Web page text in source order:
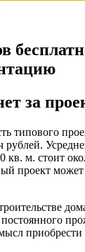
за
типового
рублей.
кв. м. стоит
проект
постоянного